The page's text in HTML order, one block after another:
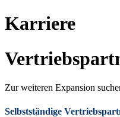
Karriere
Zur weiteren Expansion
Selbstständige